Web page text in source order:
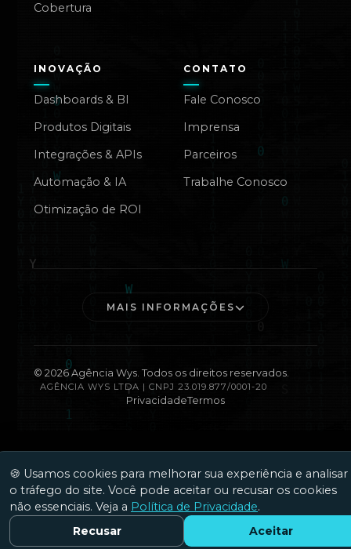
Cobertura
INOVAÇÃO
Dashboards & BI
Produtos Digitais
Integrações & APIs
Automação & IA
Otimização de ROI
CONTATO
Fale Conosco
Imprensa
Parceiros
Trabalhe Conosco
MAIS INFORMAÇÕES
© 2026Agência Wys. Todos os direitos reservados.
AGÊNCIA WYS LTDA | CNPJ 23.019.877/0001-20
PrivacidadeTermos
Fale Conosco
🍪 Usamos cookies para melhorar sua experiência e analisar
o tráfego do site. Você pode aceitar ou recusar os cookies
não essenciais. Veja a Política de Privacidade.
Recusar
Aceitar